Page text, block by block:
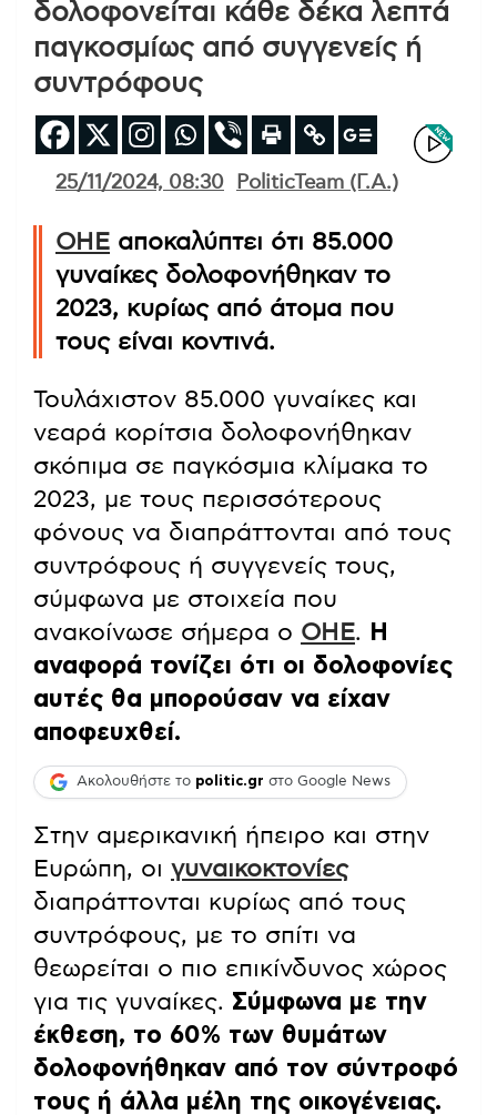
δολοφονείται κάθε δέκα λεπτά
παγκοσμίως από συγγενείς ή
συντρόφους
25/11/2024, 08:30 PoliticTeam (Γ.Α.)
ΟΗΕ αποκαλύπτει ότι 85.000
γυναίκες δολοφονήθηκαν το
2023, κυρίως από άτομα που
τους είναι κοντινά.
Τουλάχιστον 85.000 γυναίκες και
νεαρά κορίτσια δολοφονήθηκαν
σκόπιμα σε παγκόσμια κλίμακα το
2023, με τους περισσότερους
φόνους να διαπράττονται από τους
συντρόφους ή συγγενείς τους,
σύμφωνα με στοιχεία που
ανακοίνωσε σήμερα ο ΟΗΕ.
Η
αναφορά τονίζει ότι οι δολοφονίες
αυτές θα μπορούσαν να είχαν
αποφευχθεί.
Ακολουθήστε το politic.gr στο Google News
Στην αμερικανική ήπειρο και στην
Ευρώπη, οι γυναικοκτονίες
διαπράττονται κυρίως από τους
συντρόφους, με το σπίτι να
θεωρείται ο πιο επικίνδυνος χώρος
για τις γυναίκες. Σύμφωνα με την
έκθεση, το 60% των θυμάτων
δολοφονήθηκαν από τον σύντροφό
τους ή άλλα μέλη της οικογένειας.